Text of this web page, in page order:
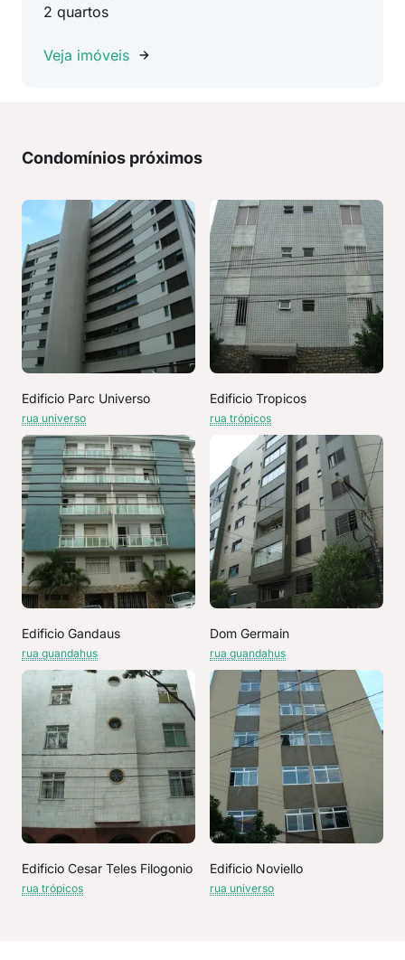
2 quartos
Veja imóveis
Condomínios próximos
Edificio Parc Universo
rua universo
Edificio Tropicos
rua trópicos
Edificio Gandaus
rua guandahus
Dom Germain
rua guandahus
Edificio Cesar Teles Filogonio
rua trópicos
Edificio Noviello
rua universo